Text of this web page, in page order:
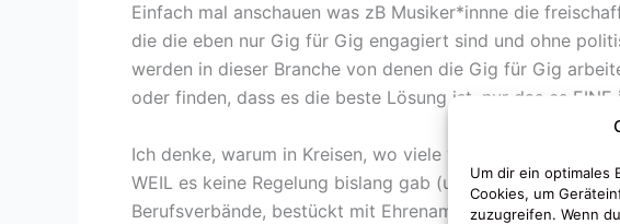
Um dir ein optimales
Cookies, um
zuzugreifen. Wenn
Einfach mal anschauen was zB Musiker*innne die
die die eben nur Gig für Gig engagiert sind und ohne
werden in dieser Branche von denen die Gig für Gig
oder finden, dass es die beste Lösung ist, nur das es EINE
Ich denke, warum in Kreisen, wo viele von dieser Gig zu
WEIL es keine Regelung bislang gab (und meines
Berufsverbände, bestückt mit Ehrenamtlichen,